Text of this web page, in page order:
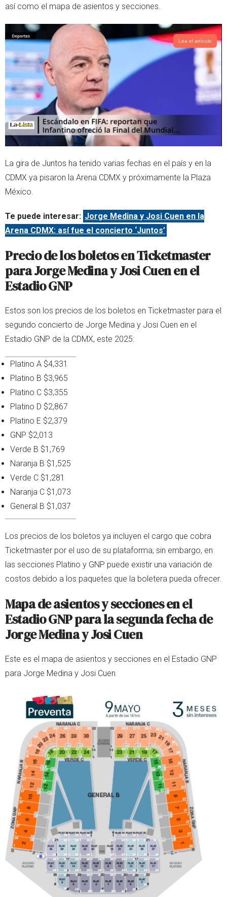
así como el mapa de asientos y secciones.
Lea el artículo
La gira de Juntos ha tenido varias fechas en el país y en la
CDMX ya pisaron la Arena CDMX y próximamente la Plaza
México.
Te puede interesar: Jorge Medina y Josi Cuen en la
Arena CDMX: así fue el concierto ‘Juntos’
Precio de los boletos en Ticketmaster
para Jorge Medina y Josi Cuen en el
Estadio GNP
Estos son los precios de los boletos en Ticketmaster para el
segundo concierto de Jorge Medina y Josi Cuen en el
Estadio GNP de la CDMX, este 2025:
Platino A $4,331
Platino B $3,965
Platino C $3,355
Platino D $2,867
Platino E $2,379
GNP $2,013
Verde B $1,769
Naranja B $1,525
Verde C $1,281
Naranja C $1,073
General B $1,037
Los precios de los boletos ya incluyen el cargo que cobra
Ticketmaster por el uso de su plataforma; sin embargo, en
las secciones Platino y GNP puede existir una variación de
costos debido a los paquetes que la boletera pueda ofrecer.
Mapa de asientos y secciones en el
Estadio GNP para la segunda fecha de
Jorge Medina y Josi Cuen
Este es el mapa de asientos y secciones en el Estadio GNP
para Jorge Medina y Josi Cuen